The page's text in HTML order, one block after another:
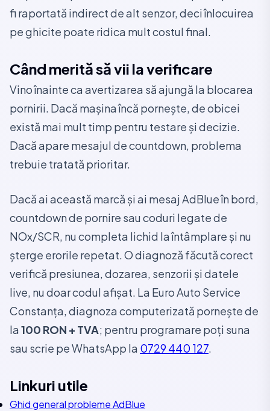
fi raportată indirect de alt senzor, deci înlocuirea
pe ghicite poate ridica mult costul final.
Când merită să vii la verificare
Vino înainte ca avertizarea să ajungă la blocarea
pornirii. Dacă mașina încă pornește, de obicei
există mai mult timp pentru testare și decizie.
Dacă apare mesajul de countdown, problema
trebuie tratată prioritar.
Dacă ai această marcă și ai mesaj AdBlue în bord,
countdown de pornire sau coduri legate de
NOx/SCR, nu completa lichid la întâmplare și nu
șterge erorile repetat. O diagnoză făcută corect
verifică presiunea, dozarea, senzorii și datele
live, nu doar codul afișat. La Euro Auto Service
Constanța, diagnoza computerizată pornește de
la100 RON + TVA; pentru programare poți suna
sau scrie pe WhatsApp la 0729 440 127.
Linkuri utile
Ghid general probleme AdBlue